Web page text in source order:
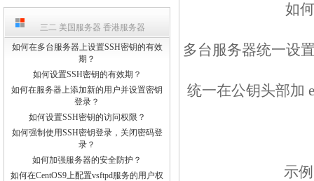
三二 美国服务器 香港服务器
如何在多台服务器上设置SSH密钥的有效
期？
如何设置SSH密钥的有效期？
如何在服务器上添加新的用户并设置密钥
登录？
如何设置SSH密钥的访问权限？
如何强制使用SSH密钥登录，关闭密码登
录？
如何加强服务器的安全防护？
如何在CentOS9上配置vsftpd服务的用户权
如
多台服务器统一设
统一在公钥头部加
示